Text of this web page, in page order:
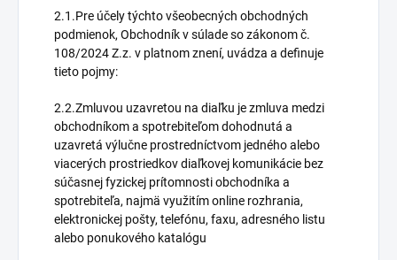
2.1.Pre účely týchto všeobecných obchodných
podmienok, Obchodník v súlade so zákonom č.
108/2024 Z.z. v platnom znení, uvádza a definuje
tieto pojmy:
2.2.Zmluvou uzavretou na diaľku je zmluva medzi
obchodníkom a spotrebiteľom dohodnutá a
uzavretá výlučne prostredníctvom jedného alebo
viacerých prostriedkov diaľkovej komunikácie bez
súčasnej fyzickej prítomnosti obchodníka a
spotrebiteľa, najmä využitím online rozhrania,
elektronickej pošty, telefónu, faxu, adresného listu
alebo ponukového katalógu